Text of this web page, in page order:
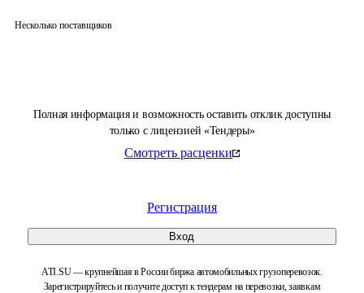
Полная информация и возможность оставить отклик доступны
только с лицензией «Тендеры»
Смотреть расценки
Регистрация
Вход
ATI.SU — крупнейшая в России биржа автомобильных грузоперевозок.
Зарегистрируйтесь и получите доступ к тендерам на перевозки, заявкам
Несколько поставщиков